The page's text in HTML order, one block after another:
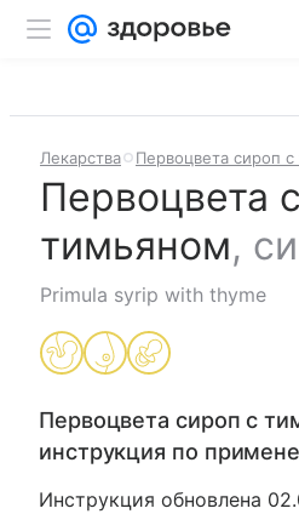
Лекарства Первоцвета сироп
Первоцвета
тимьяном,
Primula syrip with thyme
Первоцвета сироп с
инструкция по
Инструкция обновлена